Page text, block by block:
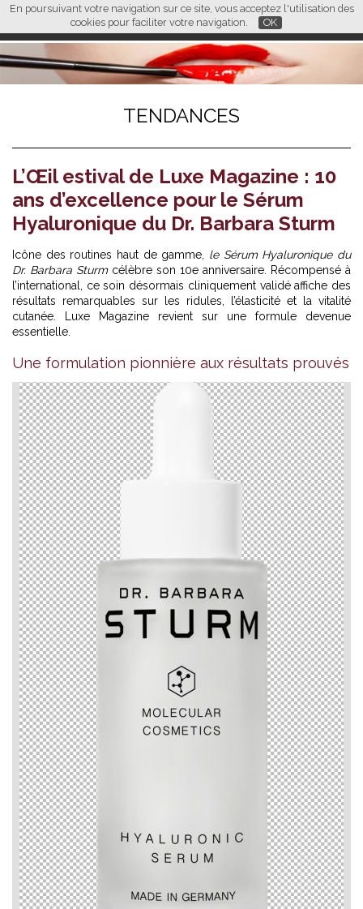
En poursuivant votre navigation sur ce site, vous acceptez l'utilisation des
cookies pour faciliter votre navigation.
OK
FR EN CN
L M
TENDANCES
L’Œil estival de Luxe Magazine : 10
ans d’excellence pour le Sérum
Hyaluronique du Dr. Barbara Sturm
Icône des routines haut de gamme, le Sérum Hyaluronique du
Dr. Barbara Sturm célèbre son 10e anniversaire. Récompensé à
l’international, ce soin désormais cliniquement validé affiche des
résultats remarquables sur les ridules, l’élasticité et la vitalité
cutanée. Luxe Magazine revient sur une formule devenue
essentielle.
Une formulation pionnière aux résultats prouvés